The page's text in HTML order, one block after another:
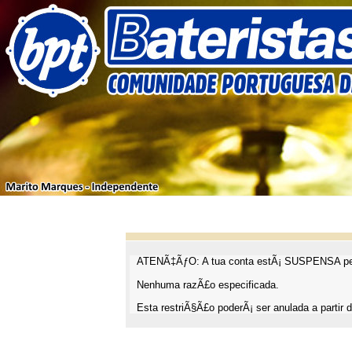
ATENÃ‡ÃƒO: A tua conta estÃ¡ SUSPENSA
Nenhuma razÃ£o especificada.
Esta restriÃ§Ã£o poderÃ¡ ser anulada a partir